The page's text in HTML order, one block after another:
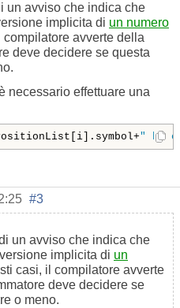
un avviso che indica che
implicita di un numero
compilatore avverte della
deve decidere se questa
necessario effettuare una
" ha
#3
un avviso che indica che
implicita di un
casi, il compilatore avverte
deve decidere se
o meno.